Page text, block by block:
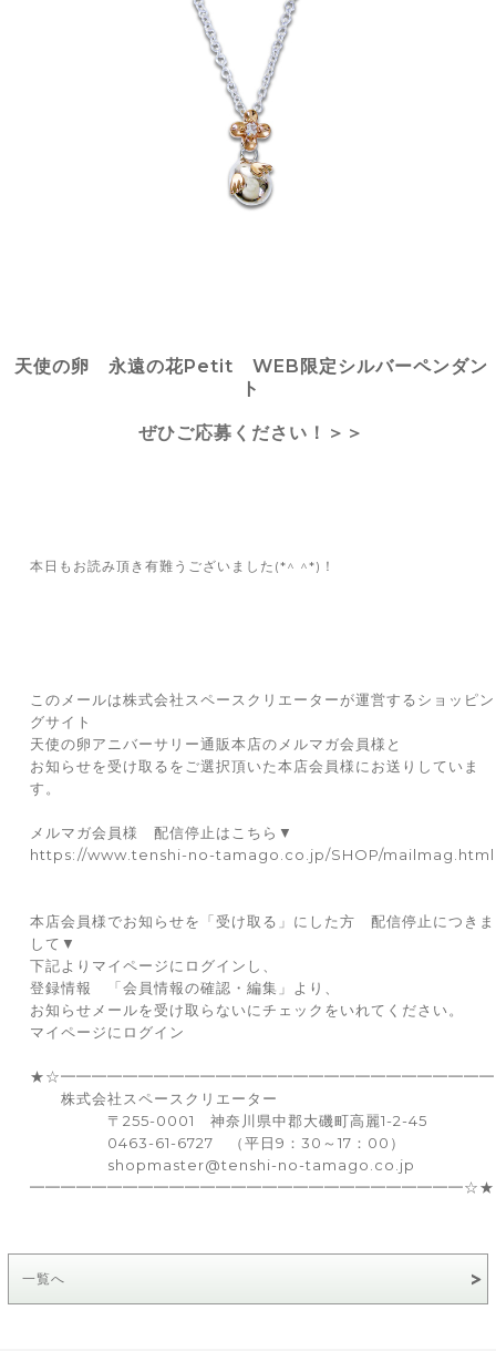
天使の卵 永遠の花Petit WEB限定シルバーペンダン
ト
ぜひご応募ください！＞＞
本日もお読み頂き有難うございました(*^ ^*)！
このメールは株式会社スペースクリエーターが運営するショッピン
グサイト
天使の卵アニバーサリー通販本店のメルマガ会員様と
お知らせを受け取るをご選択頂いた本店会員様にお送りしていま
す。
メルマガ会員様 配信停止はこちら▼
https://www.tenshi-no-tamago.co.jp/SHOP/mailmag.html
本店会員様でお知らせを「受け取る」にした方 配信停止につきま
して▼
下記よりマイページにログインし、
登録情報 「会員情報の確認・編集」より、
お知らせメールを受け取らないにチェックをいれてください。
マイページにログイン
★☆━━━━━━━━━━━━━━━━━━━━━━━━━━━━
株式会社スペースクリエーター
〒255-0001 神奈川県中郡大磯町高麗1-2-45
0463-61-6727 （平日9：30～17：00）
shopmaster@tenshi-no-tamago.co.jp
━━━━━━━━━━━━━━━━━━━━━━━━━━━━☆★
一覧へ